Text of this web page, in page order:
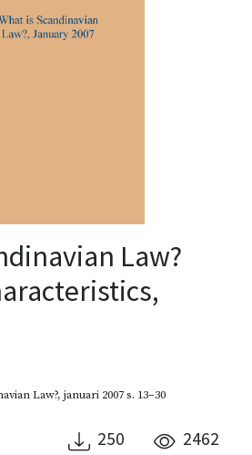
Law?
Law?, januari 2007s. 13–30
250 2462